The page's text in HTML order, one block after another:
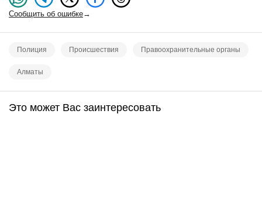
Сообщить об ошибке→
Полиция Происшествия Правоохранительные органы
Алматы
Это может Вас заинтересовать